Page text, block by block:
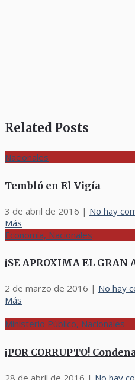
Related Posts
Nacionales
Tembló en El Vigía
3 de abril de 2016 | No hay
Más
Economía, Nacionales
¡SE APROXIMA EL
2 de marzo de 2016 | No hay
Más
Ministerio Público, Nacionales
¡POR CORRUPTO!